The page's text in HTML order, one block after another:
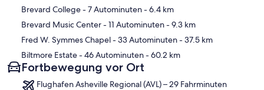
Brevard College- 7 Autominuten- 6.4 km
Brevard Music Center- 11 Autominuten- 9.3 km
Fred W. Symmes Chapel- 33 Autominuten- 37.5 km
Biltmore Estate- 46 Autominuten- 60.2 km
Fortbewegung vor Ort
Flughafen Asheville Regional (AVL) – 29 Fahrminuten